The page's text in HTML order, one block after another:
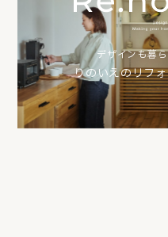
デザインも暮
りのいえのリフ